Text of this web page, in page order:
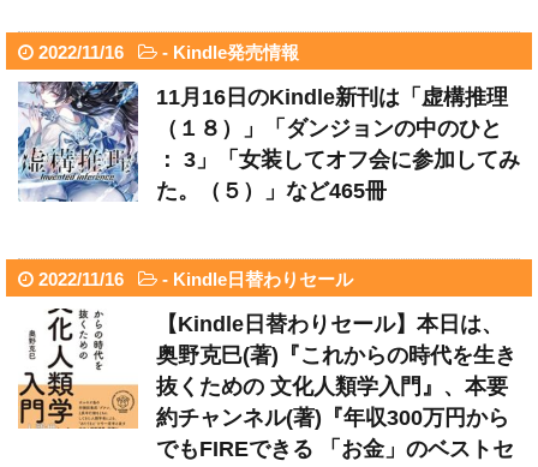
2022/11/16 - Kindle発売情報
11月16日のKindle新刊は「虚構推理
（１８）」「ダンジョンの中のひと
： 3」「女装してオフ会に参加してみ
た。（５）」など465冊
2022/11/16 - Kindle日替わりセール
【Kindle日替わりセール】本日は、
奥野克巳(著)『これからの時代を生き
抜くための 文化人類学入門』、本要
約チャンネル(著)『年収300万円から
でもFIREできる 「お金」のベストセ